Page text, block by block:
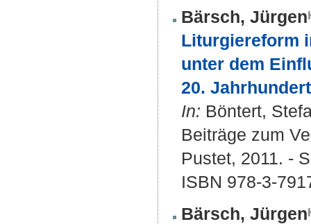
Bärsch, Jürgen
Liturgiereform
unter dem
20.
In: Böntert,
Beiträge zum
Pustet, 2011. -
ISBN 978-3-
Bärsch, Jürgen